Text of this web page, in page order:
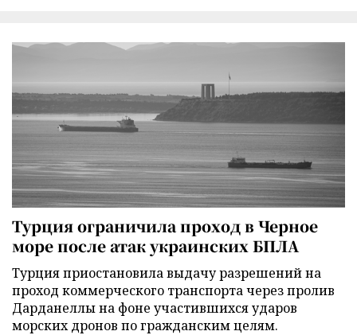
Турция ограничила проход в Черное
море после атак украинских БПЛА
Турция приостановила выдачу разрешений на
проход коммерческого транспорта через пролив
Дарданеллы на фоне участившихся ударов
морских дронов по гражданским целям.